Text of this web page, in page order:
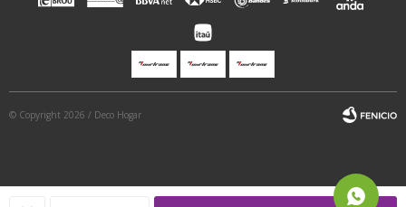
© Copyright 2026 / Deco Hogar